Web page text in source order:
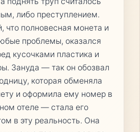
либо преступлением.
что полновесная монета и
проблемы, оказался
кусочками пластика и
Зануда — так он обозвал
которая обменяла
и оформила ему номер в
отеле — стала его
в эту реальность. Она